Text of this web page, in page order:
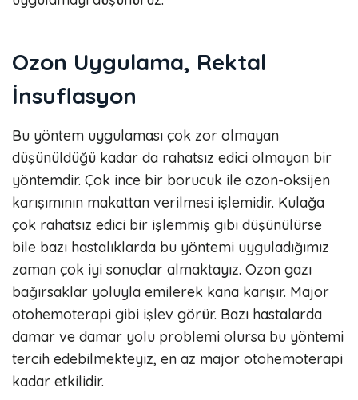
Ozon Uygulama, Rektal
İnsuflasyon
Bu yöntem uygulaması çok zor olmayan
düşünüldüğü kadar da rahatsız edici olmayan bir
yöntemdir. Çok ince bir borucuk ile ozon-oksijen
karışımının makattan verilmesi işlemidir. Kulağa
çok rahatsız edici bir işlemmiş gibi düşünülürse
bile bazı hastalıklarda bu yöntemi uyguladığımız
zaman çok iyi sonuçlar almaktayız. Ozon gazı
bağırsaklar yoluyla emilerek kana karışır. Major
otohemoterapi gibi işlev görür. Bazı hastalarda
damar ve damar yolu problemi olursa bu yöntemi
tercih edebilmekteyiz, en az major otohemoterapi
kadar etkilidir.